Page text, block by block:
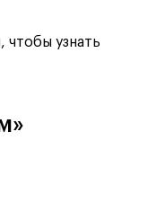
чтобы узнать